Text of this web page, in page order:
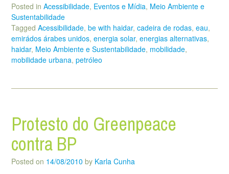
Posted in Acessibilidade, Eventos e Mídia, Meio Ambiente e
Sustentabilidade
Tagged Acessibilidade, be with haidar, cadeira de rodas, eau,
emirádos árabes unidos, energia solar, energias alternativas,
haidar, Meio Ambiente e Sustentabilidade, mobilidade,
mobilidade urbana, petróleo
Protesto do Greenpeace
contra BP
Posted on 14/08/2010 by Karla Cunha